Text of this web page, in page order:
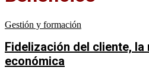
Gestión y formación
Fidelización del cliente,
económica